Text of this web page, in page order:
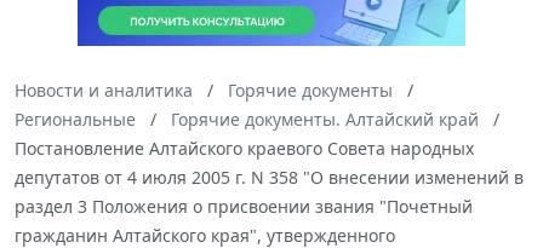
Новости и аналитика
Горячие документы
Региональные
Горячие документы. Алтайский край
Постановление Алтайского краевого Совета народных
депутатов от 4 июля 2005 г. N 358 "О внесении изменений в
раздел 3 Положения о присвоении звания "Почетный
гражданин Алтайского края", утвержденного